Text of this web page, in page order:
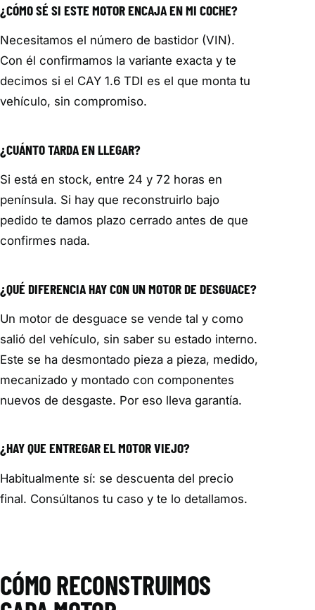
¿CÓMO SÉ SI ESTE MOTOR ENCAJA EN MI COCHE?
Necesitamos el número de bastidor (VIN).
Con él confirmamos la variante exacta y te
decimos si el CAY 1.6 TDI es el que monta tu
vehículo, sin compromiso.
¿CUÁNTO TARDA EN LLEGAR?
Si está en stock, entre 24 y 72 horas en
península. Si hay que reconstruirlo bajo
pedido te damos plazo cerrado antes de que
confirmes nada.
¿QUÉ DIFERENCIA HAY CON UN MOTOR DE DESGUACE?
Un motor de desguace se vende tal y como
salió del vehículo, sin saber su estado interno.
Este se ha desmontado pieza a pieza, medido,
mecanizado y montado con componentes
nuevos de desgaste. Por eso lleva garantía.
¿HAY QUE ENTREGAR EL MOTOR VIEJO?
Habitualmente sí: se descuenta del precio
final. Consúltanos tu caso y te lo detallamos.
CÓMO RECONSTRUIMOS